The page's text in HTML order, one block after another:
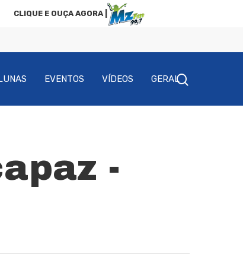
CLIQUE E OUÇA AGORA |
EVENTOS VÍDEOS GERAL
-